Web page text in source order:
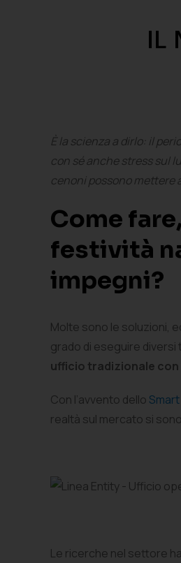
IL
È la scienza a dirlo: il
con sé anche stress sul
cenoni possono mettere
Come
festività
impegni?
Molte sono le soluzioni,
grado di eseguire
ufficio tradizionale
Con l’avvento dello
realtà sul mercato si
Le ricerche nel settore